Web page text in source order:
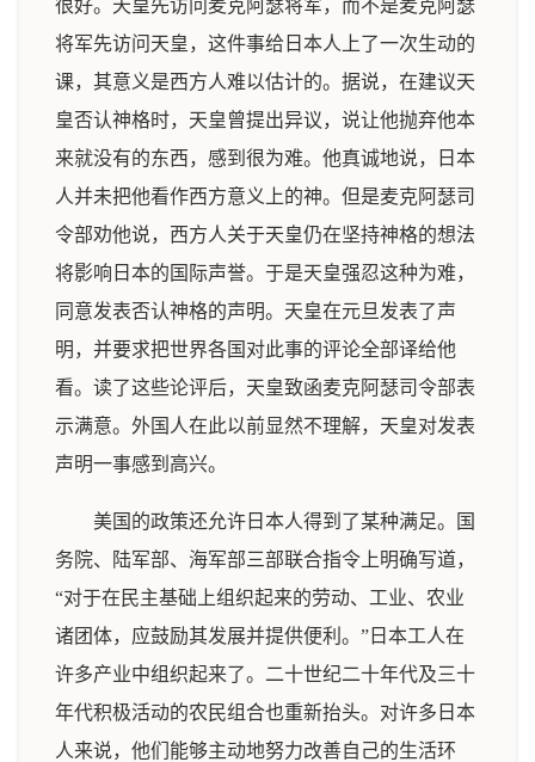
很好。天皇先访问麦克阿瑟将军，而不是麦克阿瑟
将军先访问天皇，这件事给日本人上了一次生动的
课，其意义是西方人难以估计的。据说，在建议天
皇否认神格时，天皇曾提出异议，说让他抛弃他本
来就没有的东西，感到很为难。他真诚地说，日本
人并未把他看作西方意义上的神。但是麦克阿瑟司
令部劝他说，西方人关于天皇仍在坚持神格的想法
将影响日本的国际声誉。于是天皇强忍这种为难，
同意发表否认神格的声明。天皇在元旦发表了声
明，并要求把世界各国对此事的评论全部译给他
看。读了这些论评后，天皇致函麦克阿瑟司令部表
示满意。外国人在此以前显然不理解，天皇对发表
声明一事感到高兴。
美国的政策还允许日本人得到了某种满足。国
务院、陆军部、海军部三部联合指令上明确写道，
“对于在民主基础上组织起来的劳动、工业、农业
诸团体，应鼓励其发展并提供便利。”日本工人在
许多产业中组织起来了。二十世纪二十年代及三十
年代积极活动的农民组合也重新抬头。对许多日本
人来说，他们能够主动地努力改善自己的生活环